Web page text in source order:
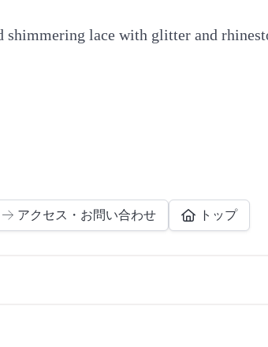
lace with glitter and
アクセス・お問い合わせ トップ